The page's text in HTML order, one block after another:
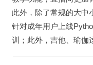
此外，除了常规的大中
针对成年用户上线
训；此外，吉他、瑜伽